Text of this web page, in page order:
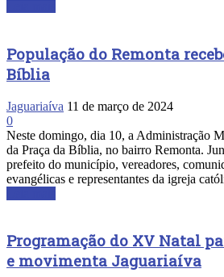
População do Remonta
Bíblia
Jaguariaíva 11 de março de 2024
0
Neste domingo, dia 10, a Administração
da Praça da Bíblia, no bairro Remonta.
prefeito do município, vereadores,
evangélicas e representantes da igreja
Programação do XV Natal
e movimenta Jaguariaíva